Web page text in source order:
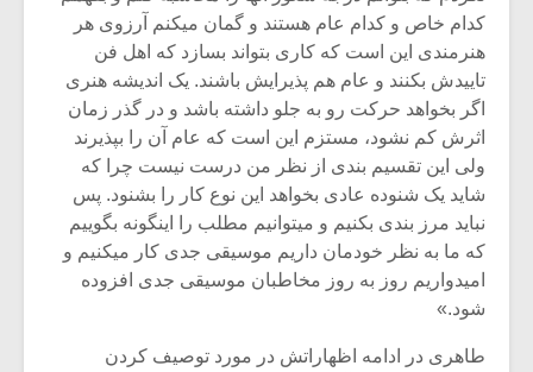
کدام خاص و کدام عام هستند و گمان میکنم آرزوی هر
هنرمندی این است که کاری بتواند بسازد که اهل فن
تاییدش بکنند و عام هم پذیرایش باشند. یک اندیشه هنری
اگر بخواهد حرکت رو به جلو داشته باشد و در گذر زمان
اثرش کم نشود، مستزم این است که عام آن را بپذیرند
ولی این تقسیم بندی از نظر من درست نیست چرا که
شاید یک شنوده عادی بخواهد این نوع کار را بشنود. پس
نباید مرز بندی بکنیم و میتوانیم مطلب را اینگونه بگوییم
که ما به نظر خودمان داریم موسیقی جدی کار میکنیم و
امیدواریم روز به روز مخاطبان موسیقی جدی افزوده
شود.»
طاهری در ادامه اظهاراتش در مورد توصیف کردن